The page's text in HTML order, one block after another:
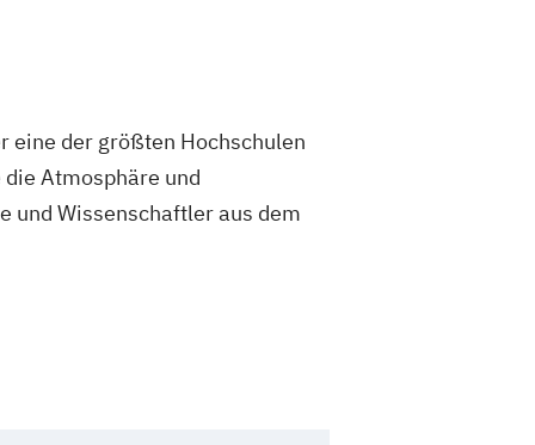
eine der größten Hochschulen
Atmosphäre und
und Wissenschaftler aus dem